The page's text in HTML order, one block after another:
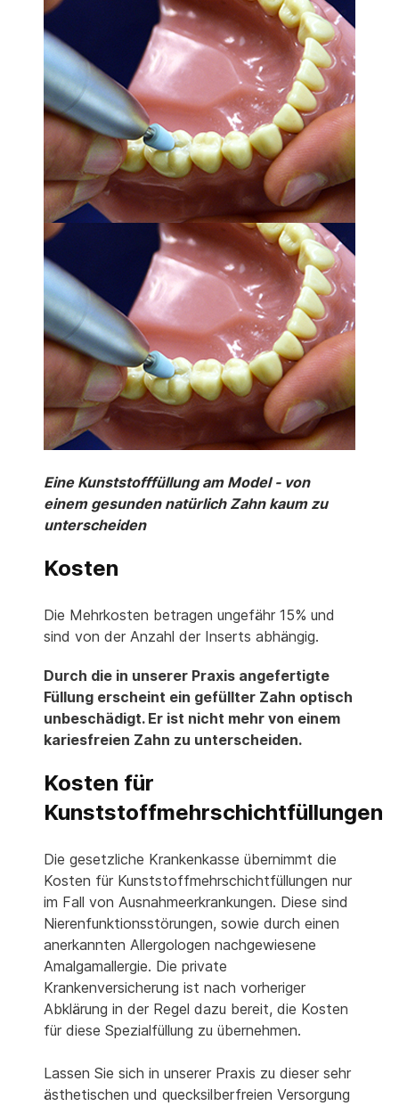
Eine Kunststofffüllung am Model - von
einem gesunden natürlich Zahn kaum zu
unterscheiden
Kosten
Die Mehrkosten betragen ungefähr 15% und
sind von der Anzahl der Inserts abhängig.
Durch die in unserer Praxis angefertigte
Füllung erscheint ein gefüllter Zahn optisch
unbeschädigt. Er ist nicht mehr von einem
kariesfreien Zahn zu unterscheiden.
Kosten für
Kunststoffmehrschichtfüllungen
Die gesetzliche Krankenkasse übernimmt die
Kosten für Kunststoffmehrschichtfüllungen nur
im Fall von Ausnahmeerkrankungen. Diese sind
Nierenfunktionsstörungen, sowie durch einen
anerkannten Allergologen nachgewiesene
Amalgamallergie. Die private
Krankenversicherung ist nach vorheriger
Abklärung in der Regel dazu bereit, die Kosten
für diese Spezialfüllung zu übernehmen.
Lassen Sie sich in unserer Praxis zu dieser sehr
ästhetischen und quecksilberfreien Versorgung